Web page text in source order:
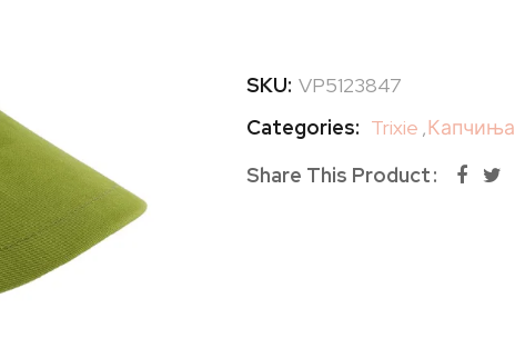
SKU: VP5123847
Categories: Trixie ,Капчиња
Share This Product